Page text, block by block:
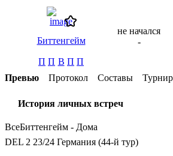
Биттенгейм
П П В П П
не начался
-
Превью
Протокол Составы
История личных встреч
ВсеБиттенгейм - Дома
DEL 2 23/24 Германия (44-й тур)